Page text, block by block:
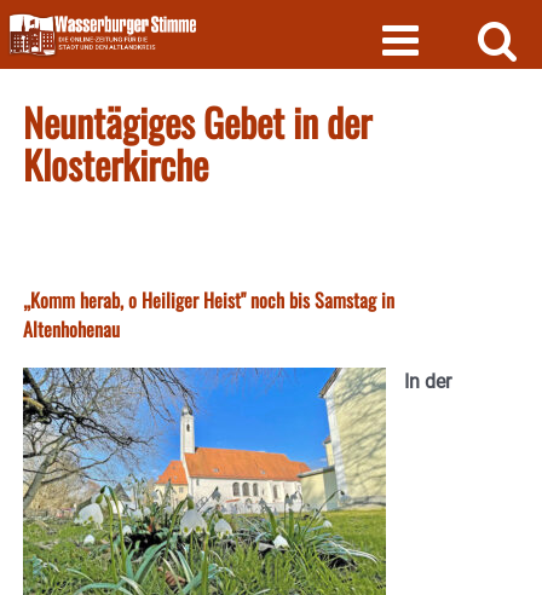
Skip
to
content
Neuntägiges Gebet in der
Klosterkirche
„Komm herab, o Heiliger Heist" noch bis Samstag in
Altenhohenau
In der